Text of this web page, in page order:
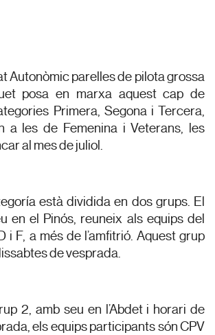
Autonòmic parelles de pilota grossa
posa en marxa aquest cap de
Primera, Segona i Tercera,
a les de Femenina i Veterans, les
al mes de juliol.
està dividida en dos grups. El
en el Pinós, reuneix als equips del
i F, a més de l’amfitrió. Aquest grup
de vesprada.
2, amb seu en l’Abdet i horari de
els equips participants són CPV